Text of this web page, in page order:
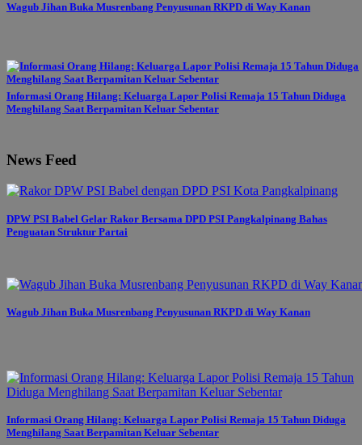
Wagub Jihan Buka Musrenbang Penyusunan RKPD di Way Kanan
Informasi Orang Hilang: Keluarga Lapor Polisi Remaja 15 Tahun Diduga
Menghilang Saat Berpamitan Keluar Sebentar
News Feed
DPW PSI Babel Gelar Rakor Bersama DPD PSI Pangkalpinang Bahas
Penguatan Struktur Partai
Wagub Jihan Buka Musrenbang Penyusunan RKPD di Way Kanan
Informasi Orang Hilang: Keluarga Lapor Polisi Remaja 15 Tahun Diduga
Menghilang Saat Berpamitan Keluar Sebentar